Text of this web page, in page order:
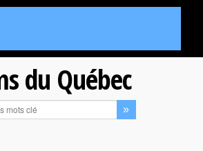
du Québec